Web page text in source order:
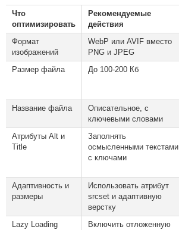
Что
оптимизировать
Рекомендуемые
действия
Формат
изображений
WebP или AVIF вместо
PNG и JPEG
Размер файла
До 100-200 Кб
Название файла
Описательное, с
ключевыми словами
Атрибуты Alt и
Title
Заполнять
осмысленными текстами
с ключами
Адаптивность и
размеры
Использовать атрибут
srcset и адаптивную
верстку
Lazy Loading
Включить отложенную